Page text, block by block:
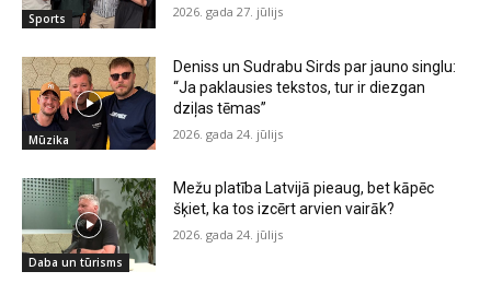
Sports 2026. gada 27. jūlijs
Mūzika
Deniss un Sudrabu Sirds par jauno singlu:
“Ja paklausies tekstos, tur ir diezgan
dziļas tēmas”
2026. gada 24. jūlijs
Daba un tūrisms
Mežu platība Latvijā pieaug, bet kāpēc
šķiet, ka tos izcērt arvien vairāk?
2026. gada 24. jūlijs